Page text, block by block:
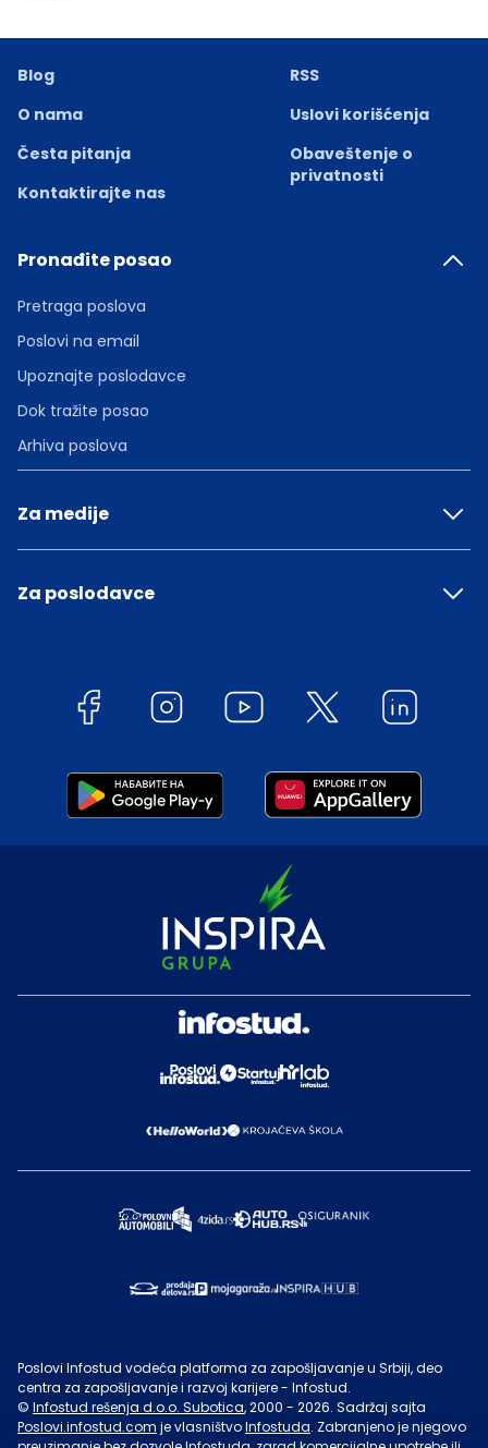
Blog
O nama
Česta pitanja
Kontaktirajte nas
RSS
Uslovi korišćenja
Obaveštenje o
privatnosti
Pronađite posao
Pretraga poslova
Poslovi na email
Upoznajte poslodavce
Dok tražite posao
Arhiva poslova
Za medije
Za poslodavce
Poslovi Infostud vodeća platforma za zapošljavanje u Srbiji, deo
centra za zapošljavanje i razvoj karijere - Infostud.
© Infostud rešenja d.o.o. Subotica, 2000 - 2026. Sadržaj sajta
Poslovi.infostud.com je vlasništvoInfostuda. Zabranjeno je njegovo